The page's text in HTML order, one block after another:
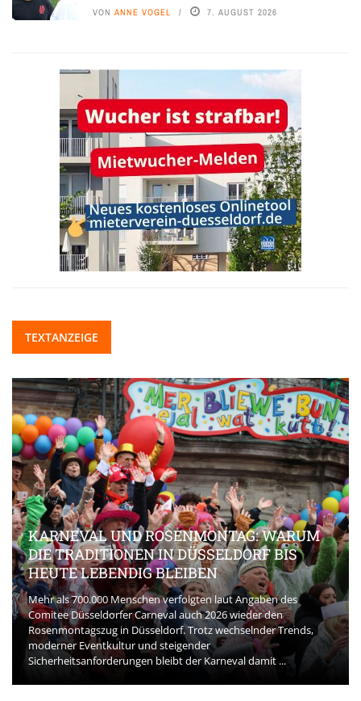
VON ANNE VOGEL 7. AUGUST 2026
TEXTANZEIGE
KARNEVAL UND ROSENMONTAG: WARUM
DIE TRADITIONEN IN DÜSSELDORF BIS
HEUTE LEBENDIG BLEIBEN
Mehr als 700.000 Menschen verfolgten laut Angaben des
Comitee Düsseldorfer Carneval auch 2026 wieder den
Rosenmontagszug in Düsseldorf. Trotz wechselnder Trends,
moderner Eventkultur und steigender
Sicherheitsanforderungen bleibt der Karneval damit ...